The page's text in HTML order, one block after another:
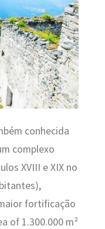
conhecida
complexo
XVIII e XIX no
fortificação
of 1.300.000 m²